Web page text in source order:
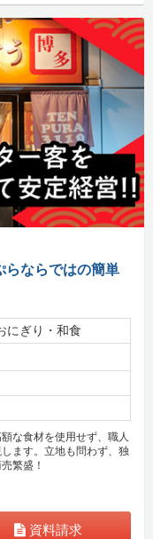
らならではの簡単
にぎり・和食
な食材を使用せず、職人
ます。立地も問わず、独
繁盛！
資料請求